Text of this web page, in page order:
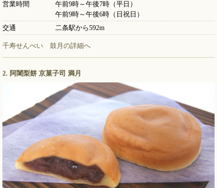
営業時間
午前9時～午後7時（平日）
午前9時～午後6時（日祝日）
交通
二条駅から592m
千寿せんべい 鼓月の詳細へ
2. 阿闍梨餅 京菓子司 満月